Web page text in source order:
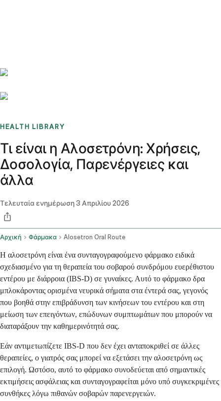
HEALTH LIBRARY
Τι είναι η Αλοσετρόνη: Χρήσεις,
Δοσολογία, Παρενέργειες και
άλλα
Τελευταία ενημέρωση3 Απριλίου 2026
Αρχική Φάρμακα Alosetron Oral Route
Η αλοσετρόνη είναι ένα συνταγογραφούμενο φάρμακο ειδικά
σχεδιασμένο για τη θεραπεία του σοβαρού συνδρόμου ευερέθιστου
εντέρου με διάρροια (IBS-D) σε γυναίκες. Αυτό το φάρμακο δρα
μπλοκάροντας ορισμένα νευρικά σήματα στα έντερά σας, γεγονός
που βοηθά στην επιβράδυνση των κινήσεων του εντέρου και στη
μείωση των επειγόντων, επώδυνων συμπτωμάτων που μπορούν να
διαταράξουν την καθημερινότητά σας.
Εάν αντιμετωπίζετε IBS-D που δεν έχει ανταποκριθεί σε άλλες
θεραπείες, ο γιατρός σας μπορεί να εξετάσει την αλοσετρόνη ως
επιλογή. Ωστόσο, αυτό το φάρμακο συνοδεύεται από σημαντικές
εκτιμήσεις ασφάλειας και συνταγογραφείται μόνο υπό συγκεκριμένες
συνθήκες λόγω πιθανών σοβαρών παρενεργειών.